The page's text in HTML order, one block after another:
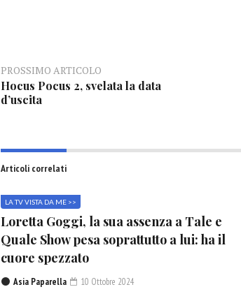
PROSSIMO ARTICOLO
Hocus Pocus 2, svelata la data
d’uscita
Articoli correlati
LA TV VISTA DA ME >>
Loretta Goggi, la sua assenza a Tale e
Quale Show pesa soprattutto a lui: ha il
cuore spezzato
Asia Paparella 10 Ottobre 2024